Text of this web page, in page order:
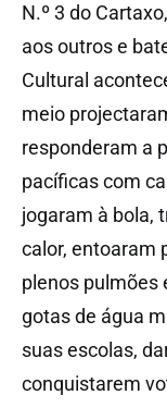
N.º 3 do
aos outros e
Cultural
meio
responderam a
pacíficas com
jogaram à bola,
calor, entoaram
plenos pulmões
gotas de água
suas escolas,
conquistarem